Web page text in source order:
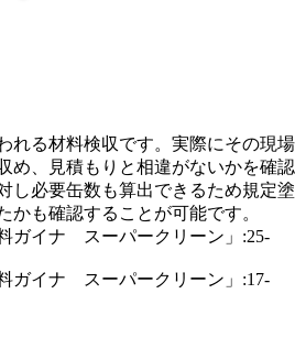
れる材料検収です。実際にその現場
め、見積もりと相違がないかを確認
し必要缶数も算出できるため規定塗
かも確認することが可能です。
ガイナ スーパークリーン」:25-
ガイナ スーパークリーン」:17-